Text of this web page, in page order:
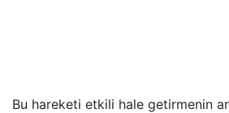
Bu hareketi etkili hale getirmenin